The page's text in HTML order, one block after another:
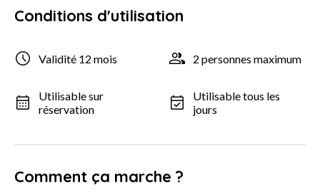
Conditions d'utilisation
Validité 12 mois 2 personnes maximum
Utilisable sur
réservation
Utilisable tous les
jours
Comment ça marche ?